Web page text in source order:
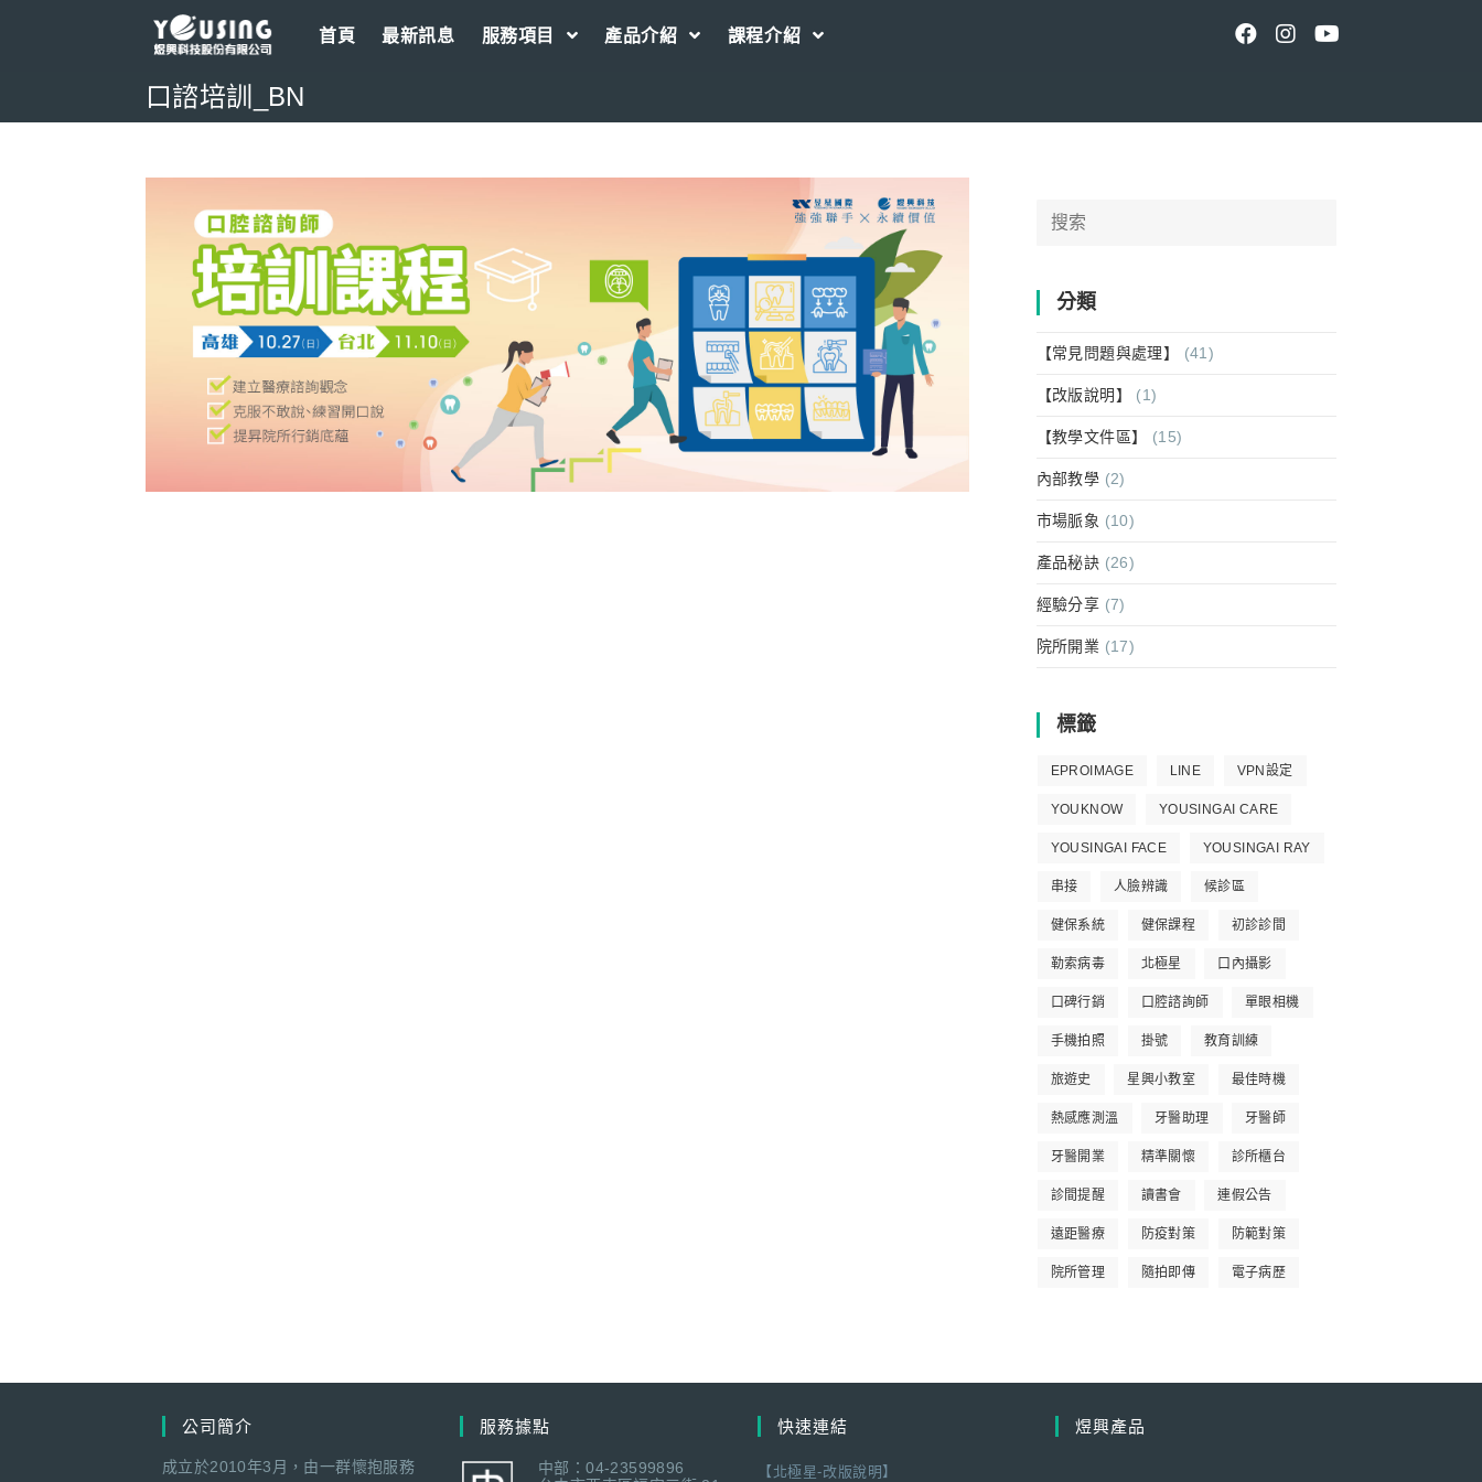
首頁 最新訊息 服務項目 產品介紹 課程介紹
口諮培訓_BN
Search
分類
【常見問題與處理】 (41)
【改版說明】 (1)
【教學文件區】 (15)
內部教學 (2)
市場脈象 (10)
產品秘訣 (26)
經驗分享 (7)
院所開業 (17)
標籤
EPROIMAGE LINE VPN設定
YOUKNOW YOUSINGAI CARE
YOUSINGAI FACE YOUSINGAI RAY
串接 人臉辨識 候診區
健保系統 健保課程 初診診間
勒索病毒 北極星 口內攝影
口碑行銷 口腔諮詢師 單眼相機
手機拍照 掛號 教育訓練
旅遊史 星興小教室 最佳時機
熱感應測溫 牙醫助理 牙醫師
牙醫開業 精準關懷 診所櫃台
診間提醒 讀書會 連假公告
遠距醫療 防疫對策 防範對策
院所管理 隨拍即傳 電子病歷
公司簡介
成立於2010年3月，由一群懷抱服務
服務據點
中部：04-23599896
快速連結
【北極星-改版說明】
煜興產品